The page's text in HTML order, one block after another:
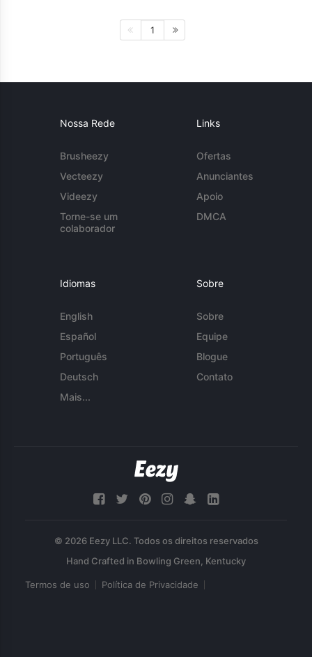
1
Nossa Rede
Brusheezy
Vecteezy
Videezy
Torne-se um
colaborador
Links
Ofertas
Anunciantes
Apoio
DMCA
Idiomas
English
Español
Português
Deutsch
Mais...
Sobre
Sobre
Equipe
Blogue
Contato
© 2026 Eezy LLC. Todos os direitos reservados
Termos de uso Política de Privacidade